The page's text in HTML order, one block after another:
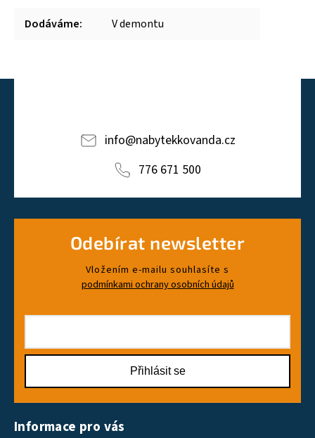
Dodáváme: V demontu
info@nabytekkovanda.cz
776 671 500
Odebírat newsletter
Vložením e-mailu souhlasíte s
podmínkami ochrany osobních údajů
Přihlásit se
Informace pro vás